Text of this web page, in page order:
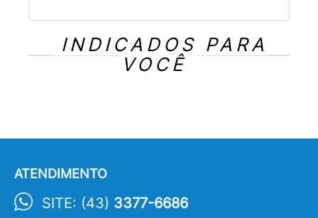
INDICADOS PARA
VOCÊ
ATENDIMENTO
SITE: (43) 3377-6686